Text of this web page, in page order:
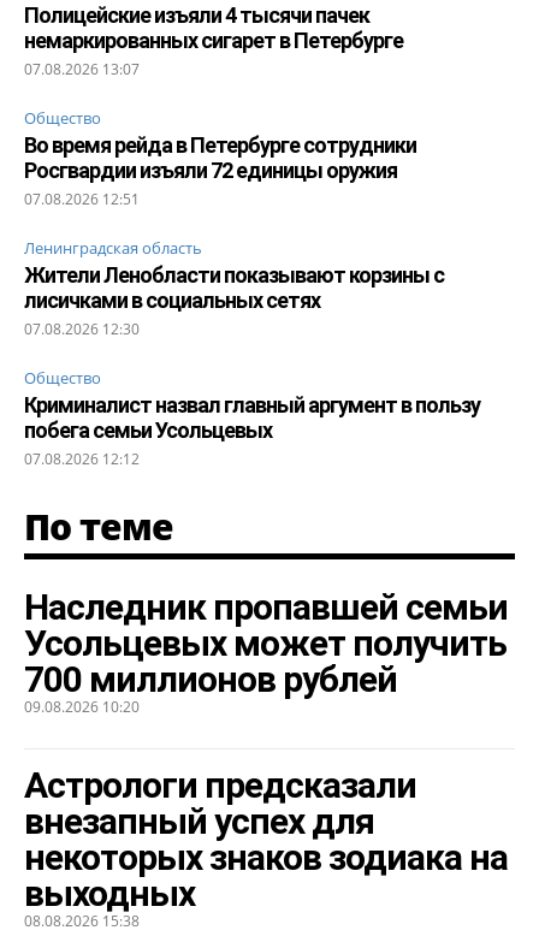
Полицейские изъяли 4 тысячи пачек
немаркированных сигарет в Петербурге
07.08.2026 13:07
Общество
Во время рейда в Петербурге сотрудники
Росгвардии изъяли 72 единицы оружия
07.08.2026 12:51
Ленинградская область
Жители Ленобласти показывают корзины с
лисичками в социальных сетях
07.08.2026 12:30
Общество
Криминалист назвал главный аргумент в пользу
побега семьи Усольцевых
07.08.2026 12:12
По теме
Наследник пропавшей семьи
Усольцевых может получить
700 миллионов рублей
09.08.2026 10:20
Астрологи предсказали
внезапный успех для
некоторых знаков зодиака на
выходных
08.08.2026 15:38